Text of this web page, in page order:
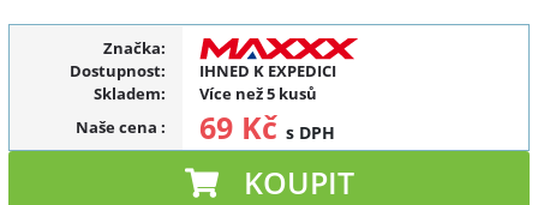
Značka:
Dostupnost:
IHNED K EXPEDICI
Skladem:
Více než 5 kusů
Naše cena : 69 Kč s DPH
KOUPIT